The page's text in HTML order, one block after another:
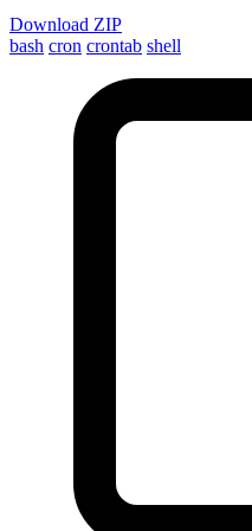
Download ZIP
bash cron crontab shell